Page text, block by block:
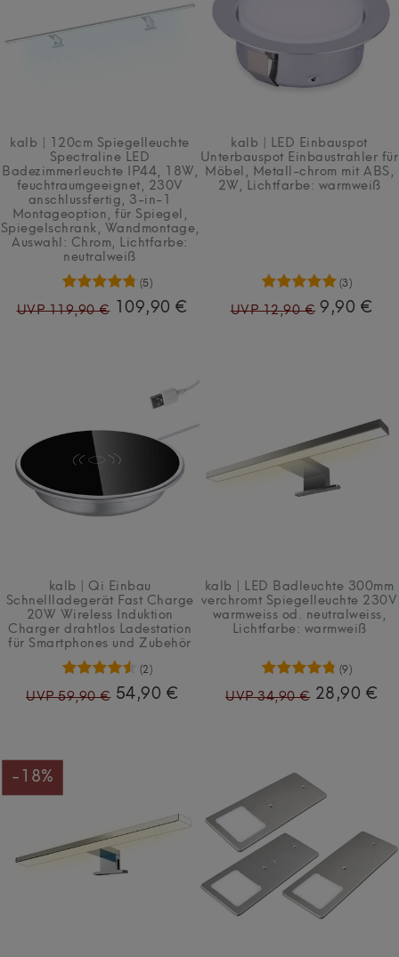
kalb | 120cm Spiegelleuchte
Spectraline LED
Badezimmerleuchte IP44, 18W,
feuchtraumgeeignet, 230V
anschlussfertig, 3-in-1
Montageoption, für Spiegel,
Spiegelschrank, Wandmontage
Auswahl: Chrom , Lichtfarbe:
neutralweiß
(5)
UVP 119,90 € 109,90 €
kalb | LED Einbauspot
Unterbauspot Einbaustrahler für
Möbel, Metall-chrom mit ABS,
2W , Lichtfarbe: warmweiß
(3)
UVP 12,90 € 9,90 €
kalb | Qi Einbau
Schnellladegerät Fast Charge
20W Wireless Induktion
Charger drahtlos Ladestation
für Smartphones und Zubehör
(2)
UVP 59,90 € 54,90 €
kalb | LED Badleuchte 300mm
verchromt Spiegelleuchte 230V
warmweiss od. neutralweiss
Lichtfarbe: warmweiß
(9)
UVP 34,90 € 28,90 €
-18%